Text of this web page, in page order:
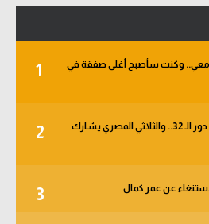
1
معي.. وكنت سأصبح أغلى صفقة في
2
خبر في الجول - الأهلي يبدأ من دور الـ 32.. والثلاثي المصري يشارك
3 عن عمر كمال